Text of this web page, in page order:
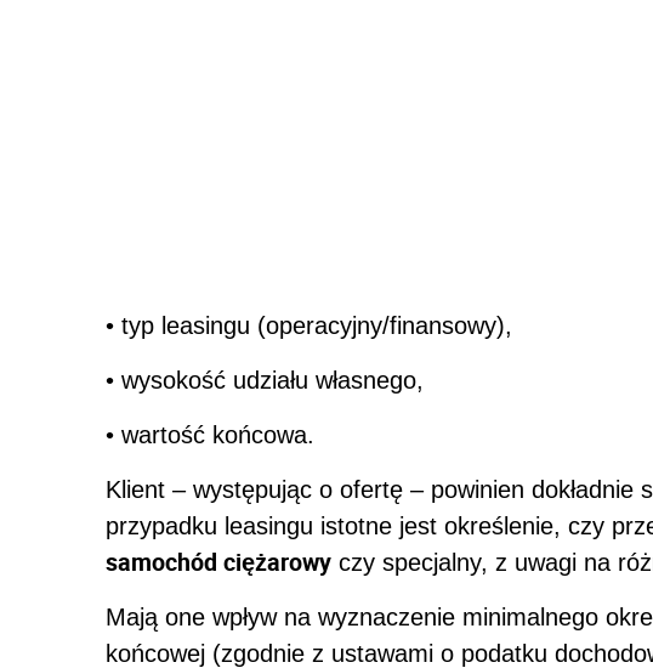
• typ leasingu (operacyjny/finansowy),
• wysokość udziału własnego,
• wartość końcowa.
Klient – występując o ofertę – powinien dokładnie
przypadku leasingu istotne jest określenie, czy
samochód ciężarowy czy specjalny, z uwagi na
Mają one wpływ na wyznaczenie minimalnego
końcowej (zgodnie z ustawami o podatku